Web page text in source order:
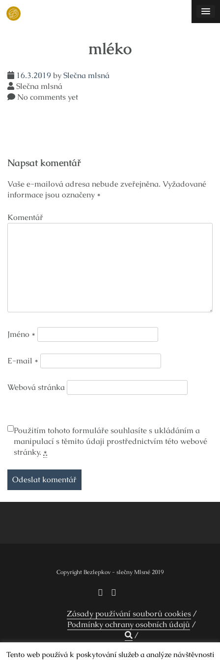
Skip
mléko
16.3.2019bySlečna mlsná
Slečna mlsná
No comments yet
pro
příspěvek
Napsat komentář
Vaše e-mailová adresa nebude zveřejněna. Vyžadované
informace jsou označeny *
Komentář
Jméno *
E-mail *
Webová stránka
Použitím tohoto formuláře souhlasíte s ukládáním a
manipulací s těmito údaji prostřednictvím této webové
stránky. *
Copyright Bezlepkov - slečny Mlsné 2019
Zásady používání souborů cookies
Podmínky ochrany osobních údajů
Tento web používá k poskytování služeb a analýze návštěvnosti